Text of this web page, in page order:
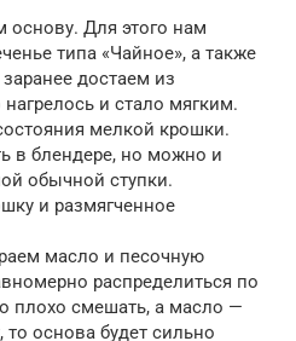
основу. Для этого нам
типа «Чайное», а также
достаем из
и стало мягким.
мелкой крошки.
в блендере, но можно и
обычной ступки.
и размягченное
масло и песочную
распределиться по
плохо смешать, а масло —
основа будет сильно